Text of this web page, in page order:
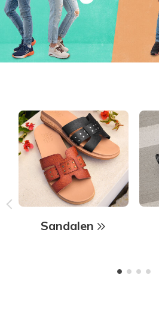
Sandalen